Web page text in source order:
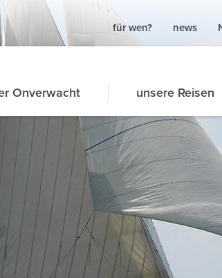
für wen? news
Onverwacht unsere Reisen